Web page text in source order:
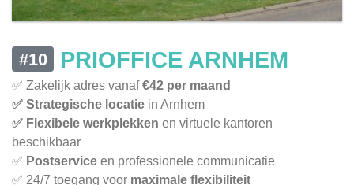
#10 PRIOFFICE ARNHEM
✅ Zakelijk adres vanaf€42 per maand
✅ Strategische locatie in Arnhem
✅ Flexibele werkplekken en virtuele kantoren
beschikbaar
✅ Postservice en professionele communicatie
✅ 24/7 toegang voor maximale flexibiliteit